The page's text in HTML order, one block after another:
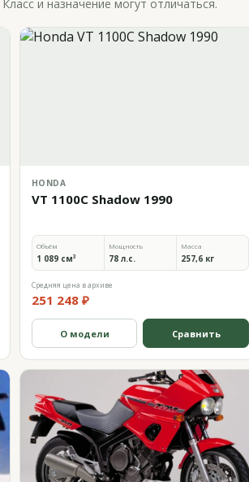
и назначение могут отличаться.
HONDA
VT 1100C Shadow 1990
Объём
1 089 см³
Мощность
78 л.с.
Масса
257,6 кг
Средняя цена в архиве
251 248 ₽
О модели Сравнить